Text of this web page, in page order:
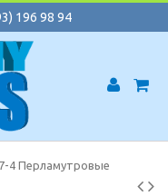
196 98 94
4 Перламутровые